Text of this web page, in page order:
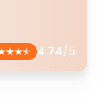
4.74/5